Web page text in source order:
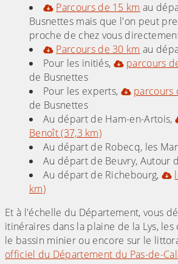
Parcours de 15 km au
Busnettes mais que l'on peut
proche de chez vous
Parcours de 30 km au
Pour les initiés,
parcours
de Busnettes
Pour les experts,
parcours
de Busnettes
Au départ de Ham-en-Artois,
Benoît (37,3 km)
Au départ de Robecq, les
Au départ de Beuvry, Autour
Au départ de Richebourg,
km)
Et à l'échelle du Département, vous
itinéraires dans la plaine de la Lys,
le bassin minier ou encore sur le
officiel du Département du Pas-de-